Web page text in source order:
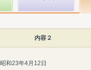
内容２
昭和23年4月12日